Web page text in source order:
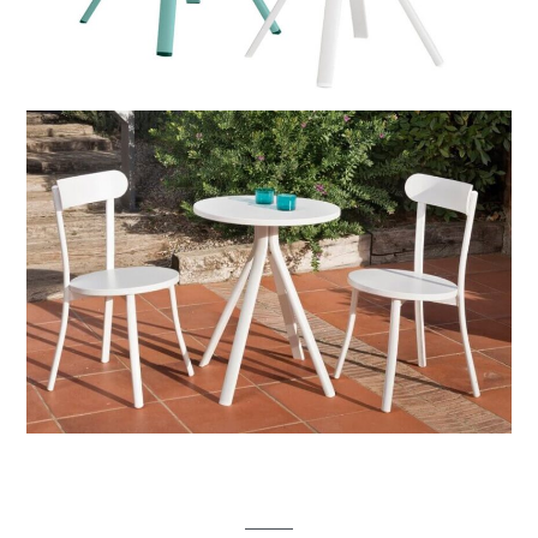
-50% Mesa comedor Murray para exterior, redonda
ø60cm, aluminio blanco o azul turquesa.
Unidades limitadas
¡AHORA POR 85.75€!